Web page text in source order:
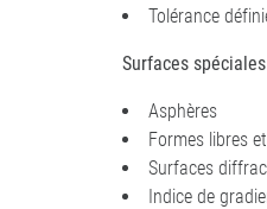
Tolérance
Surfaces spéciales
Asphères
Formes libres
Surfaces
Indice de